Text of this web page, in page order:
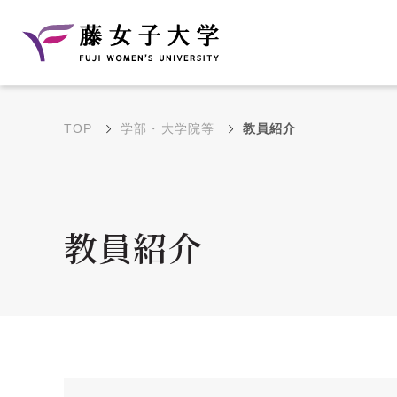
学部・学科の教育目的
大学院の教育目的
TOP 学部・大学院等 教員紹介
教員紹介